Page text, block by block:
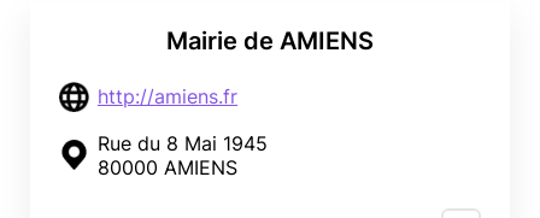
Mairie de AMIENS
http://amiens.fr
Rue du 8 Mai 1945
80000 AMIENS